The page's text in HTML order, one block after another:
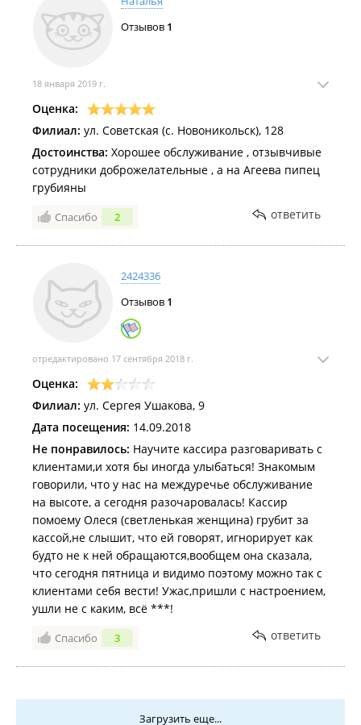
Отзывов 1
18 января 2019 г.
Оценка:
Филиал: ул. Советская (с. Новоникольск), 128
Достоинства: Хорошее обслуживание , отзывчивые
сотрудники доброжелательные , а на Агеева пипец
грубияны
Спасибо 2 ответить
2424336
Отзывов 1
отредактировано 17 сентября 2018 г.
Оценка:
Филиал: ул. Сергея Ушакова, 9
Дата посещения: 14.09.2018
Не понравилось: Научите кассира разговаривать с
клиентами,и хотя бы иногда улыбаться! Знакомым
говорили, что у нас на междуречье обслуживание
на высоте, а сегодня разочаровалась! Кассир
помоему Олеся (светленькая женщина) грубит за
кассой,не слышит, что ей говорят, игнорирует как
будто не к ней обращаются,вообщем она сказала,
что сегодня пятница и видимо поэтому можно так с
клиентами себя вести! Ужас,пришли с настроением,
ушли не с каким, всё ***!
Спасибо 3 ответить
Загрузить еще...